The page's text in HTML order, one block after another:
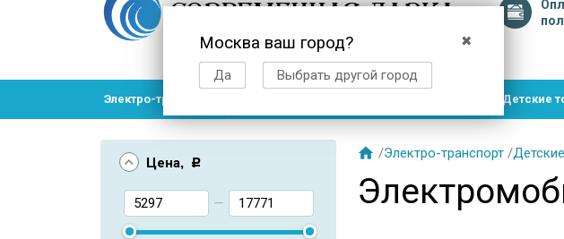
✖
Москва ваш город?
Да Выбрать другой город
Электро-транспорт Детские
Цена , Р
—
 /Электро-транспорт /